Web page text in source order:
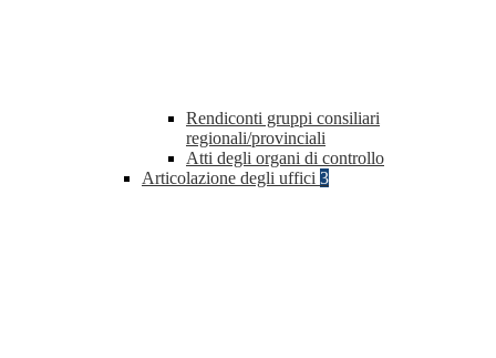
Rendiconti gruppi consiliari
regionali/provinciali
Atti degli organi di controllo
Articolazione degli uffici 3